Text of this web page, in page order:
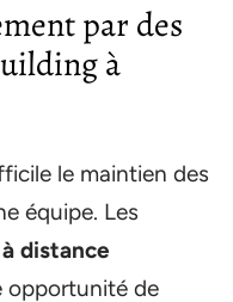
par des
à
le maintien des
équipe. Les
distance
opportunité de